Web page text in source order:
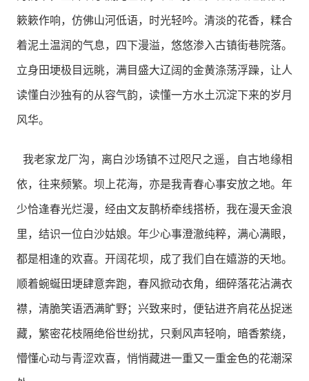
簌簌作响，仿佛山河低语，时光轻吟。清淡的花香，糅合
着泥土温润的气息，四下漫溢，悠悠渗入古镇街巷院落。
立身田埂极目远眺，满目盛大辽阔的金黄涤荡浮躁，让人
读懂白沙独有的从容气韵，读懂一方水土沉淀下来的岁月
风华。
我老家龙厂沟，离白沙场镇不过咫尺之遥，自古地缘相
依，往来频繁。坝上花海，亦是我青春心事安放之地。年
少恰逢春光烂漫，经由文友鹊桥牵线搭桥，我在漫天金浪
里，结识一位白沙姑娘。年少心事澄澈纯粹，满心满眼，
都是相逢的欢喜。开阔花坝，成了我们自在嬉游的天地。
顺着蜿蜒田埂肆意奔跑，春风掀动衣角，细碎落花沾满衣
襟，清脆笑语洒满旷野；兴致来时，便钻进齐肩花丛捉迷
藏，繁密花枝隔绝俗世纷扰，只剩风声轻响，暗香萦绕，
懵懂心动与青涩欢喜，悄悄藏进一重又一重金色的花潮深